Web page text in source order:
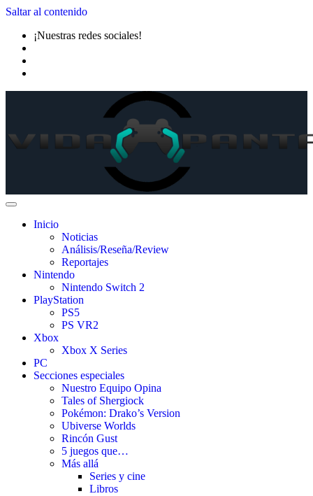
Saltar al contenido
¡Nuestras redes sociales!
Inicio
Noticias
Análisis/Reseña/Review
Reportajes
Nintendo
Nintendo Switch 2
PlayStation
PS5
PS VR2
Xbox
Xbox X Series
PC
Secciones especiales
Nuestro Equipo Opina
Tales of Shergiock
Pokémon: Drako’s Version
Ubiverse Worlds
Rincón Gust
5 juegos que…
Más allá
Series y cine
Libros